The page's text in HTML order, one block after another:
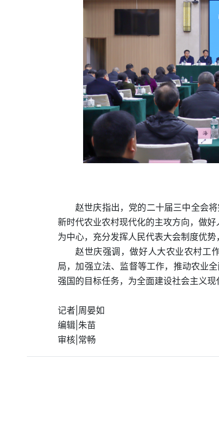
赵世庆指出，党的二十届三中全会
新时代农业农村现代化的主攻方向，做
为中心，充分发挥人民代表大会制度优
赵世庆强调，做好人大农业农村工
局，加强立法、监督等工作，推动农业
强国的目标任务，为全面建设社会主义
记者|周晏如
编辑|朱苗
审核|常畅